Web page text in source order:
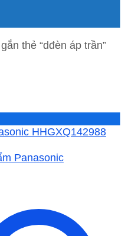
thẻ “dđèn áp trần”